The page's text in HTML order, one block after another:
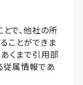
で、他社の所
ことができま
あくまで引用部
従属情報であ